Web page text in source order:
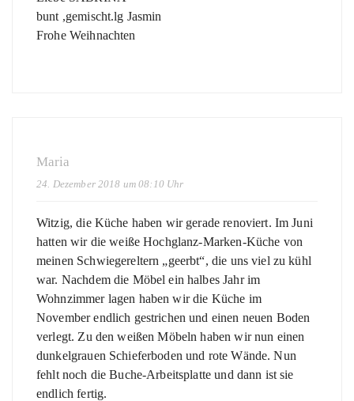
bunt ,gemischt.lg Jasmin
Frohe Weihnachten
Maria
24. Dezember 2018 um 08:10 Uhr
Witzig, die Küche haben wir gerade renoviert. Im Juni
hatten wir die weiße Hochglanz-Marken-Küche von
meinen Schwiegereltern „geerbt“, die uns viel zu kühl
war. Nachdem die Möbel ein halbes Jahr im
Wohnzimmer lagen haben wir die Küche im
November endlich gestrichen und einen neuen Boden
verlegt. Zu den weißen Möbeln haben wir nun einen
dunkelgrauen Schieferboden und rote Wände. Nun
fehlt noch die Buche-Arbeitsplatte und dann ist sie
endlich fertig.